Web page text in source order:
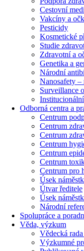
Cestovní
Vakcíny a
Pesticidy
Kosmetické
Studie
Zdravotní a
Genetika a
Národní
Nanosafety –
Surveillance
Odborná centra a
Centrum
Centrum
Centrum
Centrum
Centrum
Centrum
Centrum pro
Úsek
Útvar ředitele
Úsek
Národní
Spolupráce a
Věda, výzkum
Vědecká
Výzkumné